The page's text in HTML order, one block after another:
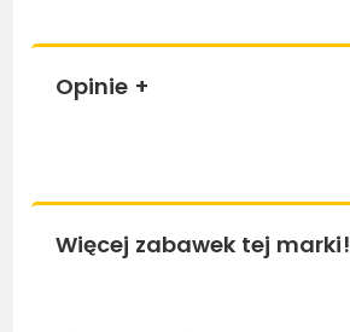
Opinie +
Więcej zabawek tej marki!